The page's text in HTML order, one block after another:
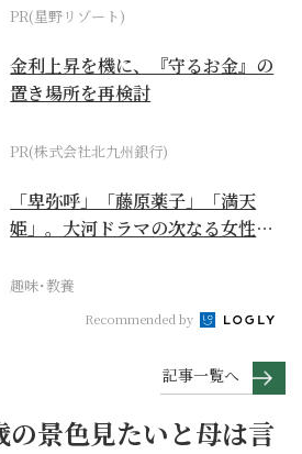
PR(星野リゾート)
金利上昇を機に、『守るお金』の
置き場所を再検討
PR(株式会社北九州銀行)
「卑弥呼」「藤原薬子」「満天
姫」。大河ドラマの次なる女性主
趣味･教養
Recommended by
記事一覧へ
景色見たいと母は言